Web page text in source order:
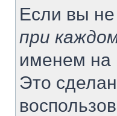
Если вы
при
именем на
Это